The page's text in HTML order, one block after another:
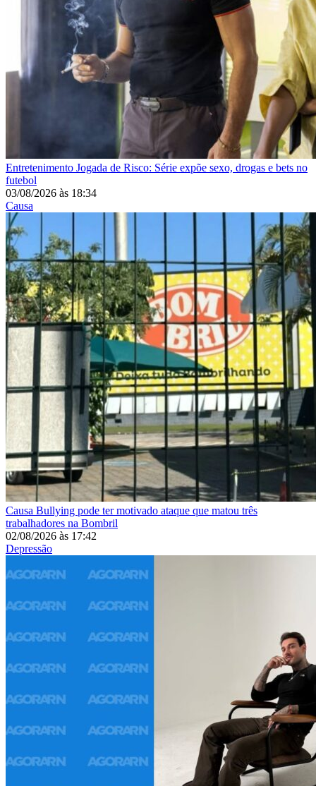
Entretenimento Jogada de Risco: Série expõe sexo, drogas e bets no
futebol
03/08/2026 às 18:34
Causa
Causa Bullying pode ter motivado ataque que matou três
trabalhadores na Bombril
02/08/2026 às 17:42
Depressão